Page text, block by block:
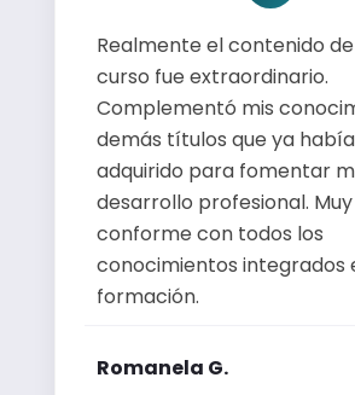
Realmente el contenido de este
curso fue extraordinario.
Complementó mis
demás títulos que ya había
adquirido para fomentar
desarrollo profesional. Muy
conforme con todos los
conocimientos integrados
formación.
Romanela G.